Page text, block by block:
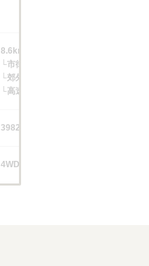
8.6km/L
└市街地:5.2～5.3km/L
└郊外:9.6～10.0km/L
└高速道路:10.5～10.7km/L
3982cc
4WD